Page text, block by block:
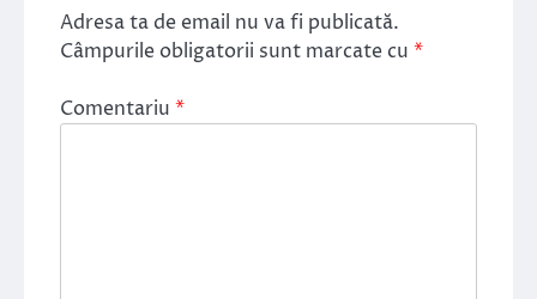
Adresa ta de email nu va fi publicată.
Câmpurile obligatorii sunt marcate cu *
Comentariu *